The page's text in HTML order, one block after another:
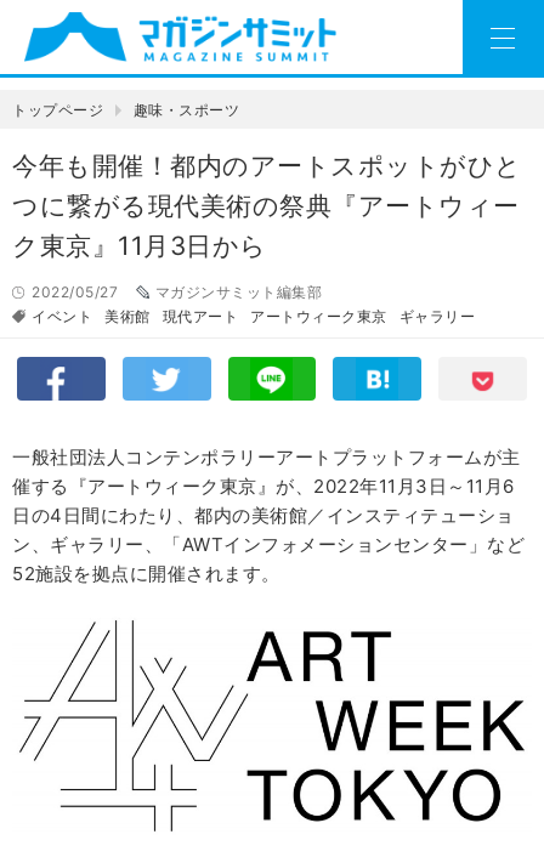
トップページ 趣味・スポーツ
今年も開催！都内のアートスポットがひと
つに繋がる現代美術の祭典『アートウィー
ク東京』11月3日から
2022/05/27
マガジンサミット編集部
イベント
美術館 現代アート アートウィーク東京 ギャラリー
一般社団法人コンテンポラリーアートプラットフォームが主
催する『アートウィーク東京』が、2022年11月3日～11月6
日の4日間にわたり、都内の美術館／インスティテューショ
ン、ギャラリー、「AWTインフォメーションセンター」など
52施設を拠点に開催されます。